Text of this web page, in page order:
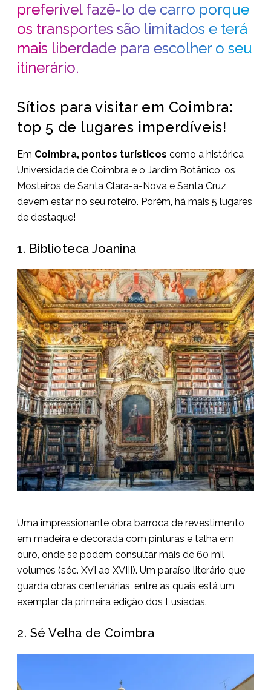
preferível fazê-lo de carro porque
os transportes são limitados e terá
mais liberdade para escolher o seu
itinerário.
Sítios para visitar em Coimbra:
top 5 de lugares imperdíveis!
Em Coimbra, pontos turísticos como a histórica
Universidade de Coimbra e o Jardim Botânico, os
Mosteiros de Santa Clara-a-Nova e Santa Cruz,
devem estar no seu roteiro. Porém, há mais 5 lugares
de destaque!
1. Biblioteca Joanina
Uma impressionante obra barroca de revestimento
em madeira e decorada com pinturas e talha em
ouro, onde se podem consultar mais de 60 mil
volumes (séc. XVI ao XVIII). Um paraíso literário que
guarda obras centenárias, entre as quais está um
exemplar da primeira edição dos Lusíadas.
2. Sé Velha de Coimbra